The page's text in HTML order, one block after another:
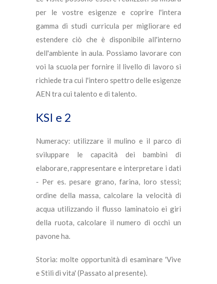
per le vostre esigenze e coprire l'intera
gamma di studi curricula per migliorare ed
estendere ciò che è disponibile all'interno
dell'ambiente in aula. Possiamo lavorare con
voi la scuola per fornire il livello di lavoro si
richiede tra cui l'intero spettro delle esigenze
AEN tra cui talento e di talento.
KSI e 2
Numeracy: utilizzare il mulino e il parco di
sviluppare le capacità dei bambini di
elaborare, rappresentare e interpretare i dati
- Per es. pesare grano, farina, loro stessi;
ordine della massa, calcolare la velocità di
acqua utilizzando il flusso laminatoio ei giri
della ruota, calcolare il numero di occhi un
pavone ha.
Storia: molte opportunità di esaminare 'Vive
e Stili di vita' (Passato al presente).